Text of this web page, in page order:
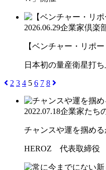
2026.06.29企業家倶楽
【ベンチャー・リポ
日本初の量産衛星打
2 3 4 5 6 7 8
2022.07.18企業家たち
チャンスや運を掴め
HEROZ 代表取締役